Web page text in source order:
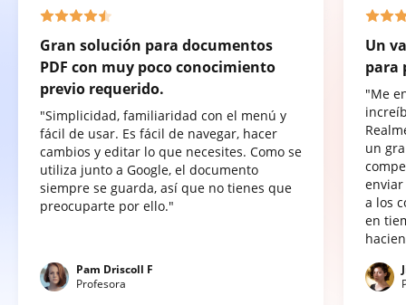
Gran solución para documentos
PDF con muy poco conocimiento
previo requerido.
"Simplicidad, familiaridad con el menú y
fácil de usar. Es fácil de navegar, hacer
cambios y editar lo que necesites. Como se
utiliza junto a Google, el documento
siempre se guarda, así que no tienes que
preocuparte por ello."
Pam Driscoll F
Profesora
Un
para
"Me
un
a los
en